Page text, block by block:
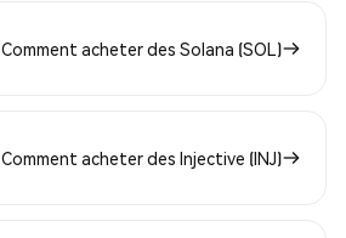
Comment acheter des Solana (SOL)
Comment acheter des Injective (INJ)